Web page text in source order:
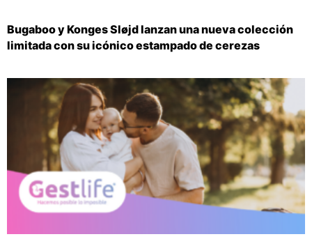
Bugaboo y Konges Sløjd lanzan una nueva colección
limitada con su icónico estampado de cerezas